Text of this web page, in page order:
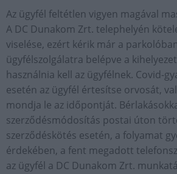
Az ügyfél feltétlen vigyen magával
A DC Dunakom Zrt. telephelyén
viselése, ezért kérik már a
ügyfélszolgálatra belépve a
használnia kell az ügyfélnek. Covid-
esetén az ügyfél értesítse orvosát,
mondja le az időpontját.
szerződésmódosítás postai úton
szerződéskötés esetén, a folyamat
érdekében, a fent megadott
az ügyfél a DC Dunakom Zrt.